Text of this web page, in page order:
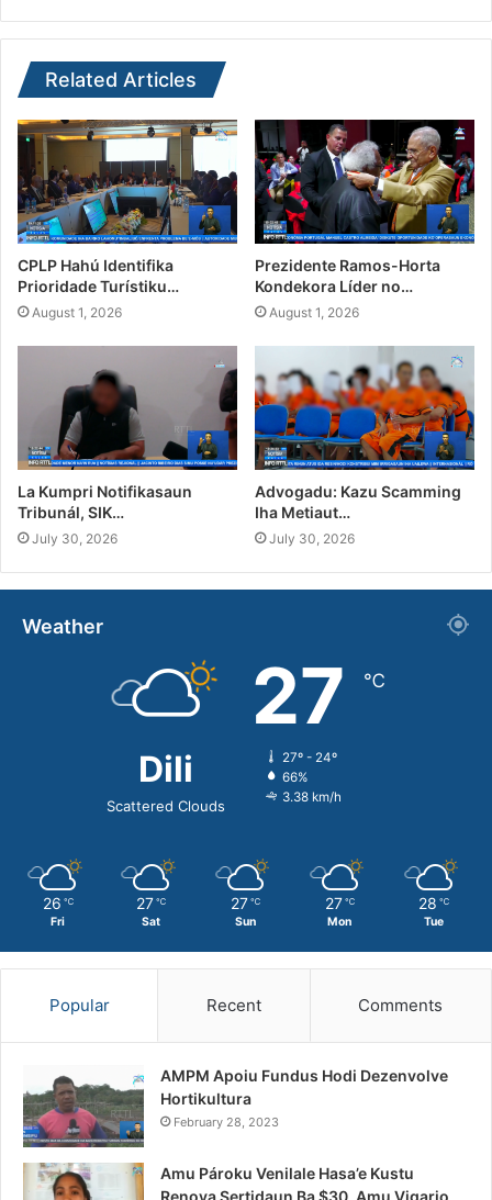
Related Articles
CPLP Hahú Identifika
Prioridade Turístiku…
August 1, 2026
Prezidente Ramos-Horta
Kondekora Líder no…
August 1, 2026
La Kumpri Notifikasaun
Tribunál, SIK…
July 30, 2026
Advogadu: Kazu Scamming
Iha Metiaut…
July 30, 2026
Weather
Dili
Scattered Clouds
27 ℃
27º - 24º
66%
3.38 km/h
26 ℃
Fri
27 ℃
Sat
27 ℃
Sun
27 ℃
Mon
28 ℃
Tue
Popular Recent Comments
AMPM Apoiu Fundus Hodi Dezenvolve
Hortikultura
February 28, 2023
Amu Pároku Venilale Hasa’e Kustu
Renova Sertidaun Ba $30, Amu Vigario